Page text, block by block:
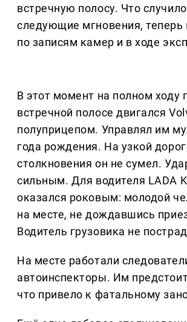
встречную полосу. Что
следующие мгновения,
по записям камер и в ходе
В этот момент на полном ходу
встречной полосе двигался
полуприцепом. Управлял им
года рождения. На узкой
столкновения он не сумел.
сильным. Для водителя LADA
оказался роковым: молодой
на месте, не дождавшись
Водитель грузовика не
На месте работали
автоинспекторы. Им
что привело к фатальному